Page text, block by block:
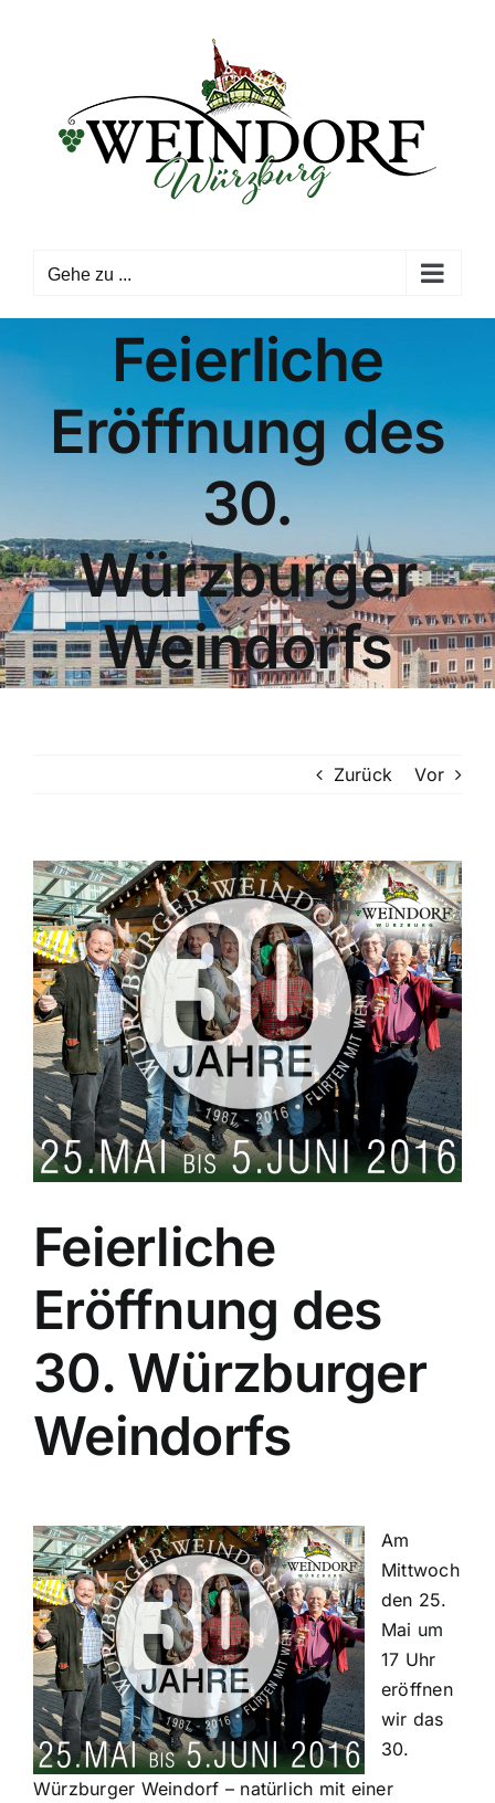
Gehe zu ...
Feierliche
Eröffnung des
30.
Würzburger
Weindorfs
Zurück Vor
Zeige
grösseres
Bild
Feierliche
Eröffnung des
30. Würzburger
Weindorfs
Am
Mittwoch
den 25.
Mai um
17 Uhr
eröffnen
wir das
30.
Würzburger Weindorf – natürlich mit einer